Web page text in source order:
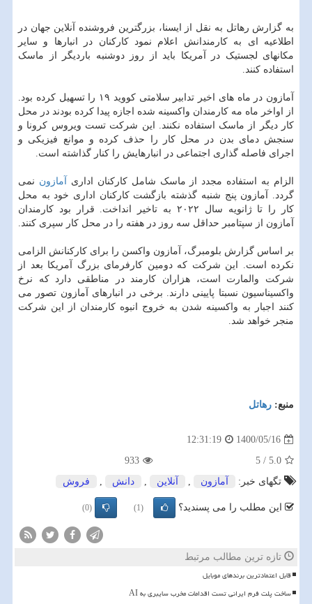
به گزارش رهاتل به نقل از ایسنا، بزرگترین فروشنده آنلاین جهان در
اطلاعیه ای به کارمندانش اعلام نمود کارکنان در انبارها و سایر
مکانهای لجستیک در آمریکا باید از روز دوشنبه باردیگر از ماسک
استفاده کنند.
آمازون در ماه های اخیر تدابیر سلامتی کووید ۱۹ را تسهیل کرده بود.
از اواخر ماه مه کارمندان واکسینه شده اجازه پیدا کرده بودند در محل
کار دیگر از ماسک استفاده نکنند. این شرکت تست ویروس کرونا و
سنجش دمای بدن در محل کار را حذف کرده و موانع فیزیکی و
اجرای فاصله گذاری اجتماعی در انبارهایش را کنار گذاشته است.
الزام به استفاده مجدد از ماسک شامل کارکنان اداری آمازون نمی
گردد. آمازون پنج شنبه گذشته بازگشت کارکنان اداری خود به محل
کار را تا ژانویه سال ۲۰۲۲ به تاخیر انداخت. قرار بود کارمندان
آمازون از سپتامبر حداقل سه روز در هفته را در محل کار سپری کنند.
بر اساس گزارش بلومبرگ، آمازون واکسن را برای کارکنانش الزامی
نکرده است. این شرکت که دومین کارفرمای بزرگ آمریکا بعد از
شرکت والمارت است، هزاران کارمند در مناطقی دارد که نرخ
واکسیناسیون نسبتا پایینی دارند. برخی در انبارهای آمازون تصور می
کنند اجبار به واکسینه شدن به خروج انبوه کارمندان از این شرکت
منجر خواهد شد.
منبع: رهاتل
1400/05/16
12:31:19
5.0
/
5
933
تگهای خبر:
آمازون , آنلاین , دانش , فروش
این مطلب را می پسندید؟ (1)
(0)
تازه ترین مطالب مرتبط
قابل اعتمادترین برندهای موبایل
ساخت پلت فرم ایرانی تست اقدامات مخرب سایبری به AI